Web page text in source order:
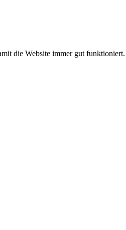
die Website immer gut funktioniert.